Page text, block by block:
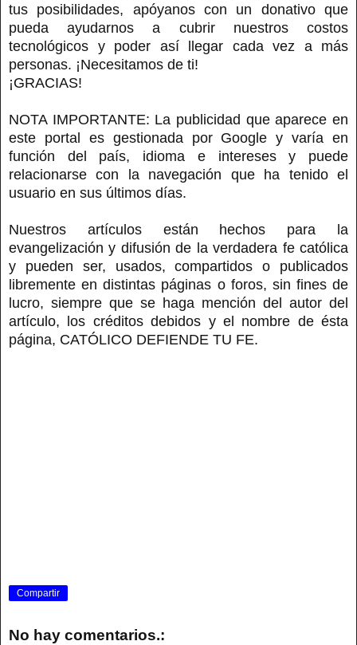
tus posibilidades, apóyanos con un donativo que
pueda ayudarnos a cubrir nuestros costos
tecnológicos y poder así llegar cada vez a más
personas. ¡Necesitamos de ti!
¡GRACIAS!
NOTA IMPORTANTE: La publicidad que aparece en
este portal es gestionada por Google y varía en
función del país, idioma e intereses y puede
relacionarse con la navegación que ha tenido el
usuario en sus últimos días.
Nuestros artículos están hechos para la
evangelización y difusión de la verdadera fe católica
y pueden ser, usados, compartidos o publicados
libremente en distintas páginas o foros, sin fines de
lucro, siempre que se haga mención del autor del
artículo, los créditos debidos y el nombre de ésta
página, CATÓLICO DEFIENDE TU FE.
Compartir
No hay comentarios.: